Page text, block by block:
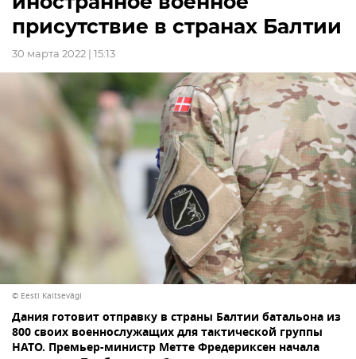
присутствие в странах Балтии
30 марта 2022 | 15:13
© Eesti Kaitsevägi
Дания готовит отправку в страны Балтии батальона из
800 своих военнослужащих для тактической группы
НАТО. Премьер-министр Метте Фредериксен начала